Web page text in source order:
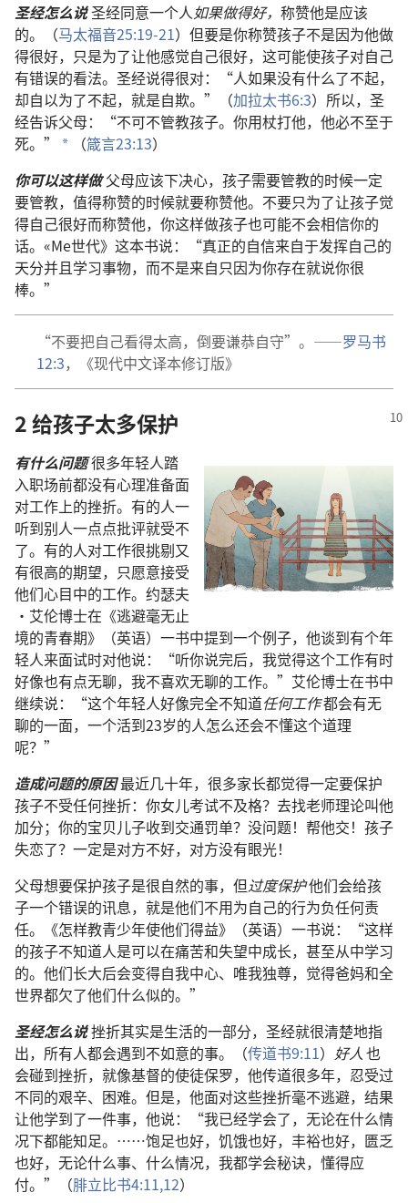
圣经怎么说圣经同意一个人如果做得好， 称赞他是应该
的。（马太福音25:19-21）但要是你称赞孩子不是因为他做
得很好，只是为了让他感觉自己很好，这可能使孩子对自己
有错误的看法。圣经说得很对：“人如果没有什么了不起，
却自以为了不起，就是自欺。”（加拉太书6:3）所以，圣
经告诉父母：“不可不管教孩子。你用杖打他，他必不至于
死。”
* （箴言23:13）
你可以这样做父母应该下决心，孩子需要管教的时候一定
要管教，值得称赞的时候就要称赞他。不要只为了让孩子觉
得自己很好而称赞他，你这样做孩子也可能不会相信你的
话。«Me世代》这本书说：“真正的自信来自于发挥自己的
天分并且学习事物，而不是来自只因为你存在就说你很
棒。”
“不要把自己看得太高，倒要谦恭自守”。——罗马书
12:3，《现代中文译本修订版》
2 给孩子太多保护
有什么问题很多年轻人踏
入职场前都没有心理准备面
对工作上的挫折。有的人一
听到别人一点点批评就受不
了。有的人对工作很挑剔又
有很高的期望，只愿意接受
他们心目中的工作。约瑟夫
·艾伦博士在《逃避毫无止
境的青春期》（英语）一书中提到一个例子，他谈到有个年
轻人来面试时对他说：“听你说完后，我觉得这个工作有时
好像也有点无聊，我不喜欢无聊的工作。”艾伦博士在书中
继续说：“这个年轻人好像完全不知道任何工作都会有无
聊的一面，一个活到23岁的人怎么还会不懂这个道理
呢？”
造成问题的原因最近几十年，很多家长都觉得一定要保护
孩子不受任何挫折：你女儿考试不及格？去找老师理论叫他
加分；你的宝贝儿子收到交通罚单？没问题！帮他交！孩子
失恋了？一定是对方不好，对方没有眼光！
父母想要保护孩子是很自然的事，但过度保护他们会给孩
子一个错误的讯息，就是他们不用为自己的行为负任何责
任。《怎样教青少年使他们得益》（英语）一书说：“这样
的孩子不知道人是可以在痛苦和失望中成长，甚至从中学习
的。他们长大后会变得自我中心、唯我独尊，觉得爸妈和全
世界都欠了他们什么似的。”
圣经怎么说挫折其实是生活的一部分，圣经就很清楚地指
出，所有人都会遇到不如意的事。（传道书9:11） 好人也
会碰到挫折，就像基督的使徒保罗，他传道很多年，忍受过
不同的艰辛、困难。但是，他面对这些挫折毫不逃避，结果
让他学到了一件事，他说：“我已经学会了，无论在什么情
况下都能知足。……饱足也好，饥饿也好，丰裕也好，匮乏
也好，无论什么事、什么情况，我都学会秘诀，懂得应
付。”（腓立比书4:11,12）